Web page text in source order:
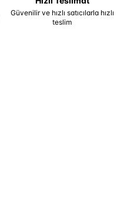
Güvenilir ve hızlı satıcılarla hızlı
teslim